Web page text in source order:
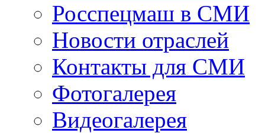
Росспецмаш в СМИ
Новости отраслей
Контакты для СМИ
Фотогалерея
Видеогалерея